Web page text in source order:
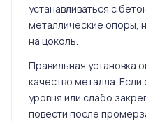
устанавливаться с
металлические опоры,
на цоколь.
Правильная установка
качество металла.
уровня или слабо
повести после